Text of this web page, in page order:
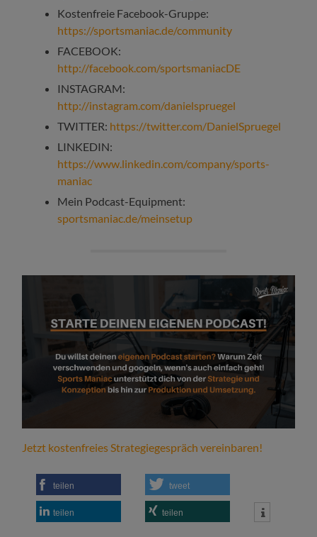
Kostenfreie Facebook-Gruppe:
https://sportsmaniac.de/community
FACEBOOK:
http://facebook.com/sportsmaniacDE
INSTAGRAM:
http://instagram.com/danielspruegel
TWITTER: https://twitter.com/DanielSpruegel
LINKEDIN:
https://www.linkedin.com/company/sports-
maniac
Mein Podcast-Equipment:
sportsmaniac.de/meinsetup
Jetzt kostenfreies Strategiegespräch vereinbaren!
teilen tweet
teilen teilen